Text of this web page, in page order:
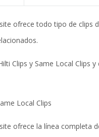
ofrece todo tipo de clips
Clips y Same Local Clips y
Local Clips
ofrece la línea completa